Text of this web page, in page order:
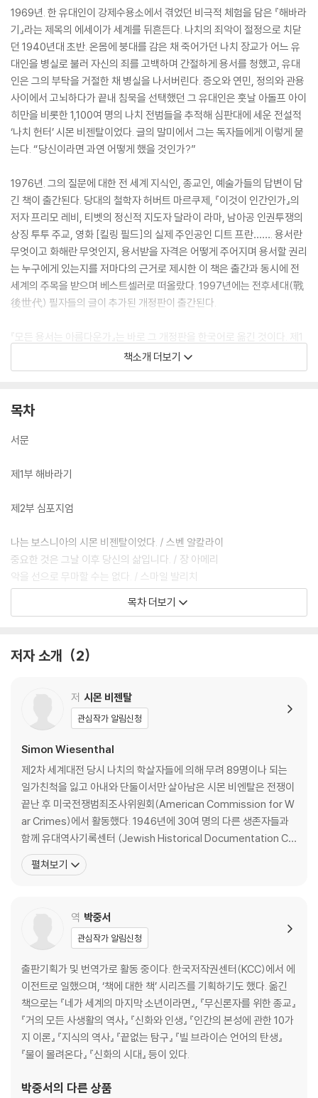
1969년. 한 유대인이 강제수용소에서 겪었던 비극적 체험을 담은 『해바라
기』라는 제목의 에세이가 세계를 뒤흔든다. 나치의 죄악이 절정으로 치닫
던 1940년대 초반. 온몸에 붕대를 감은 채 죽어가던 나치 장교가 어느 유
대인을 병실로 불러 자신의 죄를 고백하며 간절하게 용서를 청했고, 유대
인은 그의 부탁을 거절한 채 병실을 나서버린다. 증오와 연민, 정의와 관용
사이에서 고뇌하다가 끝내 침묵을 선택했던 그 유대인은 훗날 아돌프 아이
히만을 비롯한 1,100여 명의 나치 전범들을 추적해 심판대에 세운 전설적
‘나치 헌터’ 시몬 비젠탈이었다. 글의 말미에서 그는 독자들에게 이렇게 묻
는다. “당신이라면 과연 어떻게 했을 것인가?”
1976년. 그의 질문에 대한 전 세계 지식인, 종교인, 예술가들의 답변이 담
긴 책이 출간된다. 당대의 철학자 허버트 마르쿠제, 『이것이 인간인가』의
저자 프리모 레비, 티벳의 정신적 지도자 달라이 라마, 남아공 인권투쟁의
상징 투투 주교, 영화 [킬링 필드]의 실제 주인공인 디트 프란……. 용서란
무엇이고 화해란 무엇인지, 용서받을 자격은 어떻게 주어지며 용서할 권리
는 누구에게 있는지를 저마다의 근거로 제시한 이 책은 출간과 동시에 전
세계의 주목을 받으며 베스트셀러로 떠올랐다. 1997년에는 전후세대(戰
後世代) 필자들의 글이 추가된 개정판이 출간된다.
『모든 용서는 아름다운가』는 바로 그 개정판을 한국어로 옮긴 것이다. 제1
부 ‘해바라기’에는 시몬 비젠탈의 글이, 제2부 ‘심포지엄’에는 그의 질문에
대한 53명의 답변이 실려 있다. 어떤 이는 비젠탈의 침묵을 옹호하고, 어
등 다양한 영역에 걸쳐진 진지하고 치열한 답변들은 그 자체로 인류 정신
고의 토론 및 논술 교재로 사용되고 있는 건 바로 그런 이유에서다.
한국 독자들에게도 이 책의 의미는 각별하게 다가온다. 가해자들의 사과
가? 한 개인이 수많은 희생자들을 대신하여 가해자를 용서할 수 있는가?
부, 5.18의 아픔을 겪었던 우리 사회의 시대적 화두이기도 하다.
책소개 더보기
목차
서문
제1부 해바라기
제2부 심포지엄
나는 보스니아의 시몬 비젠탈이었다. / 스벤 알칼라이
중요한 것은 그날 이후 당신의 삶입니다. / 장 아메리
악을 선으로 무마할 수는 없다. / 스마일 발리치
섣부른 용서는 희생자에 대한 배신이다. / 모셰 베이스키
‘값싼 은혜’의 위험성에 대하여 / 앨런 L. 버거
죽어 가는 나치를 위해 기도는 할 수 있지만 / 로버트 콜스
그것은 죽어 가는 나치의 최후의 범죄였다. / 유진 J . 피셔
가해자와 희생자 모두의 영혼을 위하여 / 에드워드 H . 플래너리
문제는 ‘용서했어야 했는가’가 아니라 ‘용서할 수 있는가’이다. / 에바 플레
이슈너
지혜로운 침묵, 정의를 뛰어넘은 연민 / 매튜 폭스
붕대 너머로 보아야 할 것들 / 레베카 골드스타인
그 나치가 가야 할 곳은 집단수용소였다. / 메리 고든
죽은 이들이 용서할 수 없는 상황이라면, 산 사람들 또한 그렇게 할 수 없
다. / 마크 골든
비록 과거는 잊을 수 없다고 해도 / 요시 클라인 할레비
브리스크의 랍비가 우리에게 가르쳐 주는 것 / 아브라함 요슈아 헤셸
용서받지 못하는 두 개의 죄악 / 수재너 헤셸
용서야말로 진정한 힘이다. / 호세 호브데이
용서할 권리가 충분했고, 용서해야 했다. / 크리스토퍼 홀리스
당신은 최선의 선택을 했을 뿐 / 로저 카메네츠
그것은 초인적인 선행의 기회였습니다. / 프란츠 쾨니히 추기경
그 나치 병사는 차라리 이렇게 말했어야 한다. / 해럴드 S. 커슈너
카를에게 묻고 싶은 것들 / 로렌스 L. 랭어
참회와 속죄의 근본적 차이에 대하여 / 데보라 E . 리프스태트
목차 더보기
저자 소개 2
저 시몬 비젠탈
관심작가 알림신청
Simon Wiesenthal
제2차 세계대전 당시 나치의 학살자들에 의해 무려 89명이나 되는
일가친척을 잃고 아내와 단둘이서만 살아남은 시몬 비엔탈은 전쟁이
끝난 후 미국전쟁범죄조사위원회(American Commission for W
ar Crimes)에서 활동했다. 1946년에 30여 명의 다른 생존자들과
함께 유대역사기록센터 (Jewish Historical Documentation Ce
nter)를 설립해 운영했으며, 그의 집요한 추적 덕분에 무려 1,100여
명이나 되는 나치 범죄자들이 법의 심판을 받았다. 그중에는 이른바
펼쳐보기
역 박중서
관심작가 알림신청
출판기획가 및 번역가로 활동 중이다. 한국저작권센터(KCC)에서 에
이전트로 일했으며, ‘책에 대한 책’ 시리즈를 기획하기도 했다. 옮긴
책으로는 『네가 세계의 마지막 소년이라면』, 『무신론자를 위한 종교』
『거의 모든 사생활의 역사』 『신화와 인생』 『인간의 본성에 관한 10가
지 이론』 『지식의 역사』 『끝없는 탐구』 『빌 브라이슨 언어의 탄생』
『물이 몰려온다』 『신화의 시대』 등이 있다.
박중서의 다른 상품